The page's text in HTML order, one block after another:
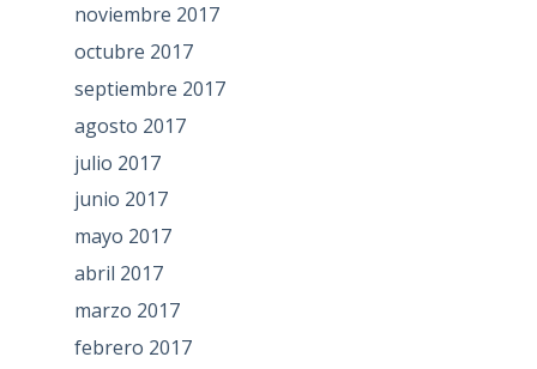
noviembre 2017
octubre 2017
septiembre 2017
agosto 2017
julio 2017
junio 2017
mayo 2017
abril 2017
marzo 2017
febrero 2017